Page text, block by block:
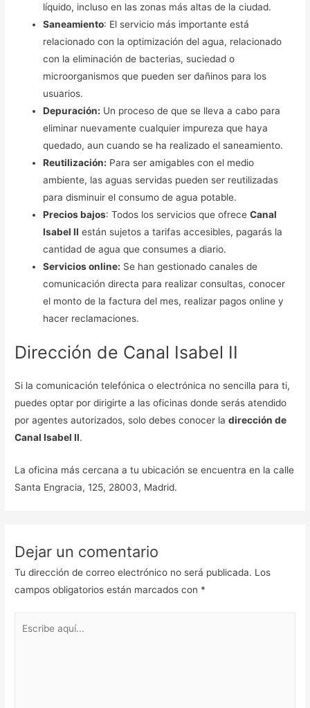
líquido, incluso en las zonas más altas de la ciudad.
Saneamiento: El servicio más importante está
relacionado con la optimización del agua, relacionado
con la eliminación de bacterias, suciedad o
microorganismos que pueden ser dañinos para los
usuarios.
Depuración: Un proceso de que se lleva a cabo para
eliminar nuevamente cualquier impureza que haya
quedado, aun cuando se ha realizado el saneamiento.
Reutilización: Para ser amigables con el medio
ambiente, las aguas servidas pueden ser reutilizadas
para disminuir el consumo de agua potable.
Precios bajos: Todos los servicios que ofreceCanal
Isabel II están sujetos a tarifas accesibles, pagarás la
cantidad de agua que consumes a diario.
Servicios online: Se han gestionado canales de
comunicación directa para realizar consultas, conocer
el monto de la factura del mes, realizar pagos online y
hacer reclamaciones.
Dirección de Canal Isabel II
Si la comunicación telefónica o electrónica no sencilla para ti,
puedes optar por dirigirte a las oficinas donde serás atendido
por agentes autorizados, solo debes conocer ladirección de
Canal Isabel II.
La oficina más cercana a tu ubicación se encuentra en la calle
Santa Engracia, 125, 28003, Madrid.
Dejar un comentario
Tu dirección de correo electrónico no será publicada. Los
campos obligatorios están marcados con *